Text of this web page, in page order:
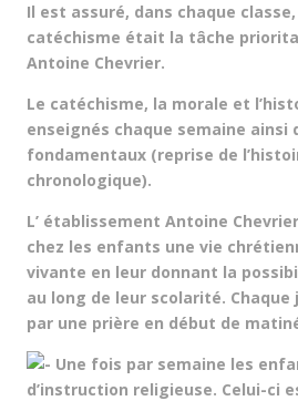
Il est assuré, dans chaque
catéchisme était la tâche
Antoine Chevrier.
Le catéchisme, la morale et
enseignés chaque semaine ainsi
fondamentaux (reprise de
chronologique).
L’ établissement Antoine
chez les enfants une vie
vivante en leur donnant la
au long de leur scolarité.
par une prière en début de
Une fois par semaine les
d’instruction religieuse. Celui-ci